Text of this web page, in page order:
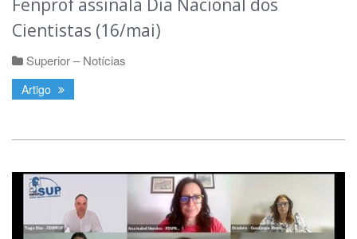
Fenprof assinala Dia Nacional dos
Cientistas (16/mai)
Superior – Notícias
Artigo